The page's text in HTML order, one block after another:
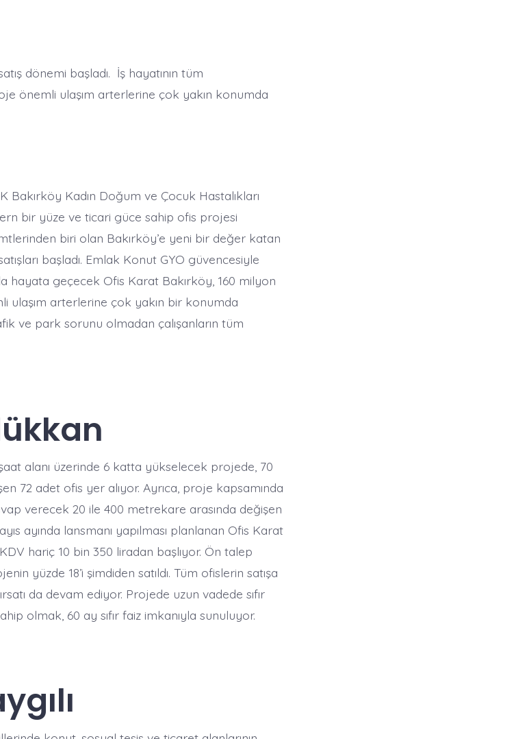
dönemi başladı. İş hayatının tüm
önemli ulaşım arterlerine çok yakın konumda
Bakırköy Kadın Doğum ve Çocuk Hastalıkları
bir yüze ve ticari güce sahip ofis projesi
biri olan Bakırköy’e yeni bir değer katan
başladı. Emlak Konut GYO güvencesiyle
hayata geçecek Ofis Karat Bakırköy, 160 milyon
ulaşım arterlerine çok yakın bir konumda
ve park sorunu olmadan çalışanların tüm
alanı üzerinde 6 katta yükselecek projede, 70
72 adet ofis yer alıyor. Ayrıca, proje kapsamında
verecek 20 ile 400 metrekare arasında değişen
ayında lansmanı yapılması planlanan Ofis Karat
hariç 10 bin 350 liradan başlıyor. Ön talep
yüzde 18’i şimdiden satıldı. Tüm ofislerin satışa
da devam ediyor. Projede uzun vadede sıfır
olmak, 60 ay sıfır faiz imkanıyla sunuluyor.